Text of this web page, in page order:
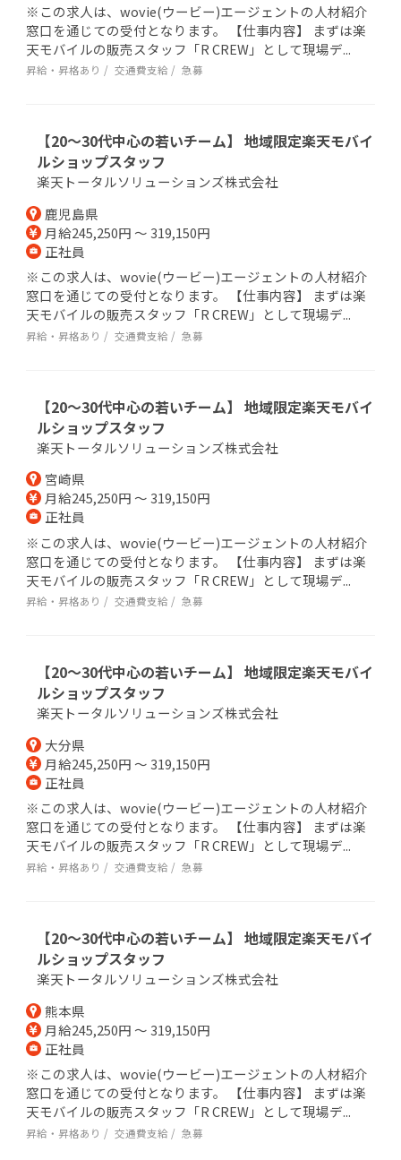
※この求人は、wovie(ウービー)エージェントの人材紹介
窓口を通じての受付となります。 【仕事内容】 まずは楽
天モバイルの販売スタッフ「R CREW」として現場デ...
昇給・昇格あり 交通費支給 急募
【20～30代中心の若いチーム】 地域限定楽天モバイ
ルショップスタッフ
楽天トータルソリューションズ株式会社
鹿児島県
月給245,250円 ～ 319,150円
正社員
※この求人は、wovie(ウービー)エージェントの人材紹介
窓口を通じての受付となります。 【仕事内容】 まずは楽
天モバイルの販売スタッフ「R CREW」として現場デ...
昇給・昇格あり 交通費支給 急募
【20～30代中心の若いチーム】 地域限定楽天モバイ
ルショップスタッフ
楽天トータルソリューションズ株式会社
宮崎県
月給245,250円 ～ 319,150円
正社員
※この求人は、wovie(ウービー)エージェントの人材紹介
窓口を通じての受付となります。 【仕事内容】 まずは楽
天モバイルの販売スタッフ「R CREW」として現場デ...
昇給・昇格あり 交通費支給 急募
【20～30代中心の若いチーム】 地域限定楽天モバイ
ルショップスタッフ
楽天トータルソリューションズ株式会社
大分県
月給245,250円 ～ 319,150円
正社員
※この求人は、wovie(ウービー)エージェントの人材紹介
窓口を通じての受付となります。 【仕事内容】 まずは楽
天モバイルの販売スタッフ「R CREW」として現場デ...
昇給・昇格あり 交通費支給 急募
【20～30代中心の若いチーム】 地域限定楽天モバイ
ルショップスタッフ
楽天トータルソリューションズ株式会社
熊本県
月給245,250円 ～ 319,150円
正社員
※この求人は、wovie(ウービー)エージェントの人材紹介
窓口を通じての受付となります。 【仕事内容】 まずは楽
天モバイルの販売スタッフ「R CREW」として現場デ...
昇給・昇格あり 交通費支給 急募